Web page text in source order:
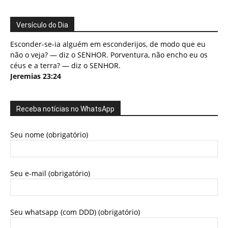
Versículo do Dia
Esconder-se-ia alguém em esconderijos, de modo que eu
não o veja? — diz o SENHOR. Porventura, não encho eu os
céus e a terra? — diz o SENHOR.
Jeremias 23:24
Receba notícias no WhatsApp
Seu nome (obrigatório)
Seu e-mail (obrigatório)
Seu whatsapp (com DDD) (obrigatório)